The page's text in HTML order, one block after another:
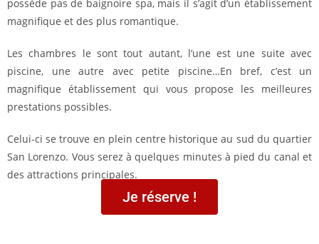
possède pas de baignoire spa, mais il s’agit d’un établissement
magnifique et des plus romantique.
Les chambres le sont tout autant, l’une est une suite avec
piscine, une autre avec petite piscine…En bref, c’est un
magnifique établissement qui vous propose les meilleures
prestations possibles.
Celui-ci se trouve en plein centre historique au sud du quartier
San Lorenzo. Vous serez à quelques minutes à pied du canal et
des attractions principales.
Je réserve !